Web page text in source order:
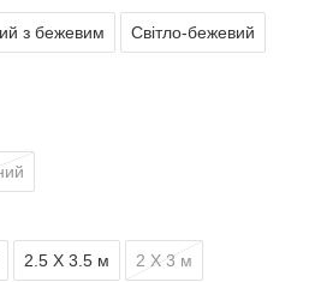
з бежевим Світло-бежевий
2.5 Х 3.5 м 2 Х 3 м